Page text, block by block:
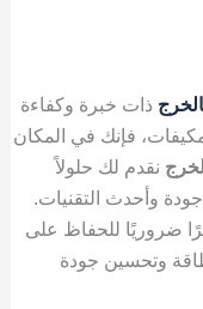
ذات خبرة وكفاءة
فإنك في المكان
نقدم لك حلولاً
وأحدث التقنيات.
ضروريًا للحفاظ على
وتحسين جودة